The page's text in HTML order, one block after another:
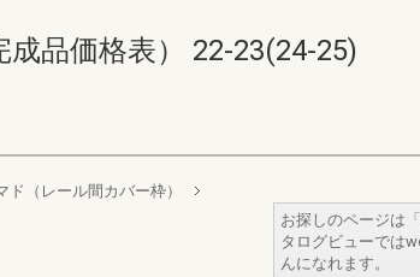
品価格表） 22-23(24-25)
ド（レール間カバー枠）
お探しのページは
タログビューでは
んになれます。